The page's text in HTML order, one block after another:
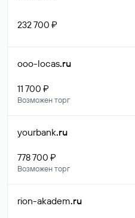
232 700 ₽
ooo-locas.ru
11 700 ₽
Возможен торг
yourbank.ru
778 700 ₽
Возможен торг
rion-akadem.ru